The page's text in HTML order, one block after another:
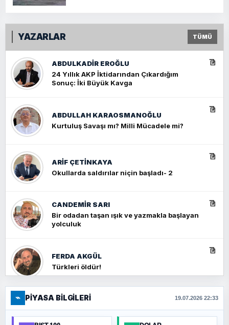
YAZARLAR TÜMÜ
ABDULKADIR EROĞLU
24 Yıllık AKP İktidarından Çıkardığım
Sonuç: İki Büyük Kavga
ABDULLAH KARAOSMANOĞLU
Kurtuluş Savaşı mı? Milli Mücadele mi?
ARIF ÇETİNKAYA
Okullarda saldırılar niçin başladı- 2
CANDEMIR SARI
Bir odadan taşan ışık ve yazmakla başlayan
yolculuk
FERDA AKGÜL
Türkleri öldür!
FERHAT BÜYÜKKALKAN
Ankara Zirvesi: NATO Toplantısı mı, Yeni
Ortadoğu Haritasının Provası mı?
⌁ PIYASA BILGILERI 19.07.2026 22:33